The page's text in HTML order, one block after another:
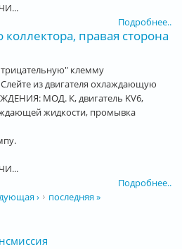
Подробнее..
правая сторона
клемму
из двигателя охлаждающую
МОД. К, двигатель KV6,
жидкости, промывка
Подробнее..
› последняя »